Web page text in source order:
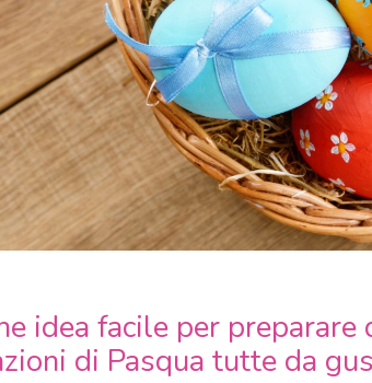
idea facile per preparare
di Pasqua tutte da